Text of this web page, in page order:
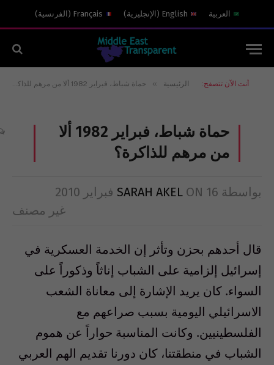
العربية English
( الإنجليزية)
Français
( الفرنسية)
أنت الآن تتصفح: الرئيسية » حماة شباط، فبراير 1982 ألا من مرهم للذاكرة؟
حماة شباط، فبراير 1982 ألا
من مرهم للذاكرة؟
بواسطة SARAH AKEL ON 16 فبراير 2010
غير مصنف
قال أحدهم بحزن وتأثر إن الخدمة العسكرية في
إسرائيل إلزامية على الشباب إناثاً وذكوراً على
السواء. كان يريد الإشارة إلى معاناة الشعب
الاسرائيلي اليومية بسبب صراعهم مع
الفلسطينيين. وكانت المناسبة حواراً عن هموم
الشباب في منطقتنا، كان دورنا تقديم الهم العربي